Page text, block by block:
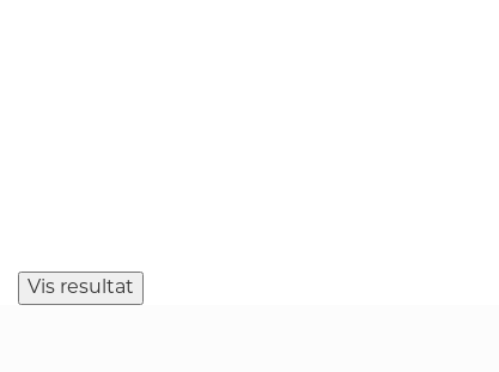
Vis resultat